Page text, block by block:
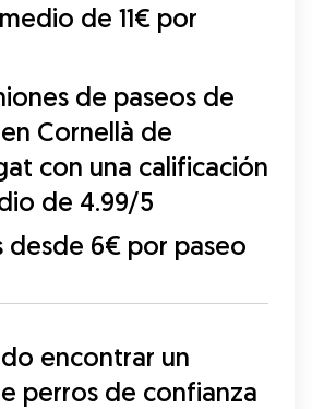
de 11€ por
de paseos de
Cornellà de
con una calificación
de 4.99/5
desde 6€ por paseo
encontrar un
perros de confianza